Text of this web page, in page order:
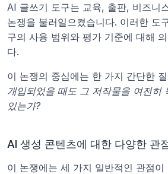
AI 글쓰기 도구는 교육, 출판, 비즈니
논쟁을 불러일으켰습니다. 이러한 도
구의 사용 범위와 평가 기준에 대해
다.
이 논쟁의 중심에는 한 가지 간단한
개입되었을 때도 그 저작물을 여전히
있는가?
AI 생성 콘텐츠에 대한 다양한 관
이 논쟁에는 세 가지 일반적인 관점이